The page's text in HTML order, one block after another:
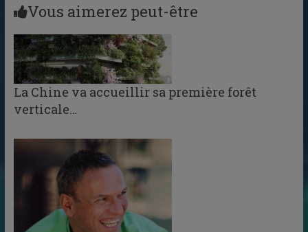
Vous aimerez peut-être
La Chine va accueillir sa première forêt
verticale…